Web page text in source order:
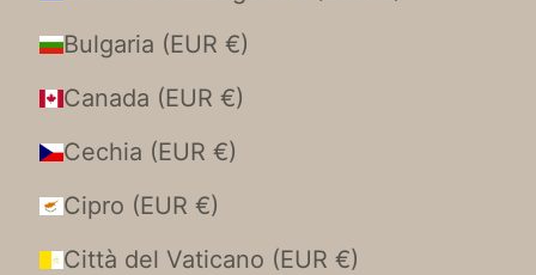
Bulgaria (EUR €)
Canada (EUR €)
Cechia (EUR €)
Cipro (EUR €)
Città del Vaticano (EUR €)